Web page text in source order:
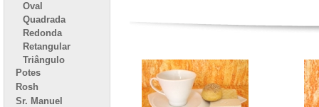
Oval
Quadrada
Redonda
Retangular
Triângulo
Potes
Rosh
Sr. Manuel